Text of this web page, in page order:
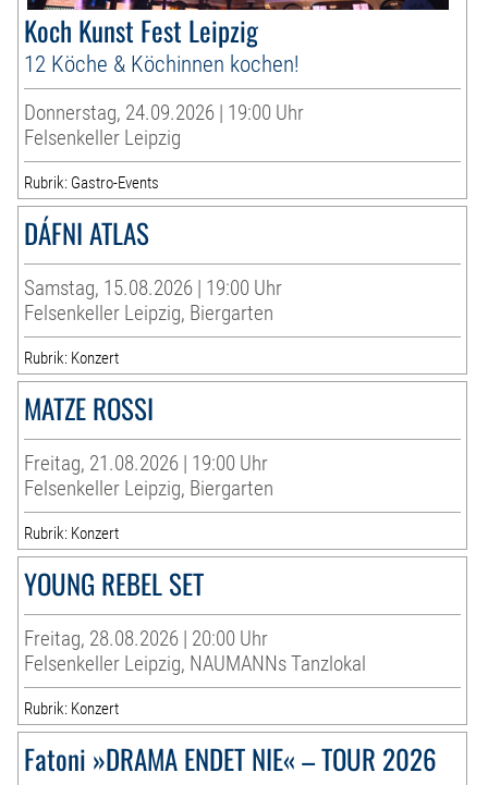
Koch Kunst Fest Leipzig
12 Köche & Köchinnen kochen!
Donnerstag, 24.09.2026 | 19:00 Uhr
Felsenkeller Leipzig
Rubrik: Gastro-Events
DÁFNI ATLAS
Samstag, 15.08.2026 | 19:00 Uhr
Felsenkeller Leipzig, Biergarten
Rubrik: Konzert
MATZE ROSSI
Freitag, 21.08.2026 | 19:00 Uhr
Felsenkeller Leipzig, Biergarten
Rubrik: Konzert
YOUNG REBEL SET
Freitag, 28.08.2026 | 20:00 Uhr
Felsenkeller Leipzig, NAUMANNs Tanzlokal
Rubrik: Konzert
Fatoni »DRAMA ENDET NIE« – TOUR 2026